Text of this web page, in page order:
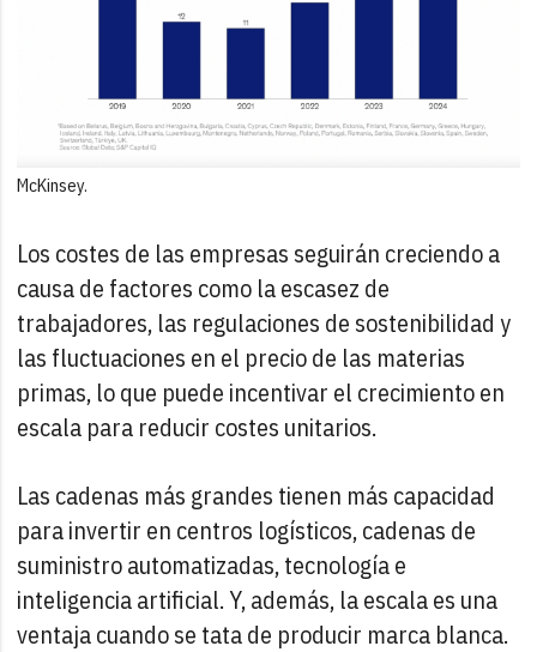
McKinsey.
Los costes de las empresas seguirán creciendo a
causa de factores como la escasez de
trabajadores, las regulaciones de sostenibilidad y
las fluctuaciones en el precio de las materias
primas, lo que puede incentivar el crecimiento en
escala para reducir costes unitarios.
Las cadenas más grandes tienen más capacidad
para invertir en centros logísticos, cadenas de
suministro automatizadas, tecnología e
inteligencia artificial. Y, además, la escala es una
ventaja cuando se tata de producir marca blanca.